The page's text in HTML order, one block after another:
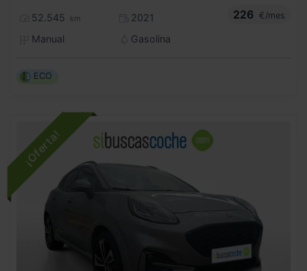
52.545 km
2021
Manual
Gasolina
226
€/mes
ECO